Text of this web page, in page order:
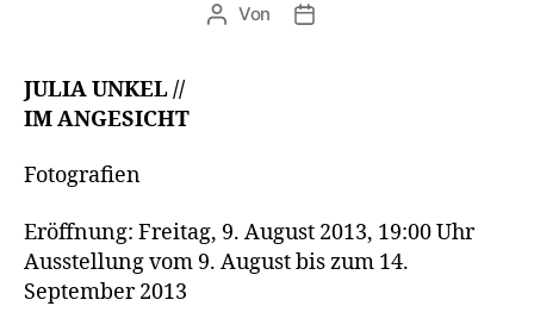
Beitragsautor
Von Beitragsdatum
JULIA UNKEL //
IM ANGESICHT
Fotografien
Eröffnung: Freitag, 9. August 2013, 19:00 Uhr
Ausstellung vom 9. August bis zum 14.
September 2013